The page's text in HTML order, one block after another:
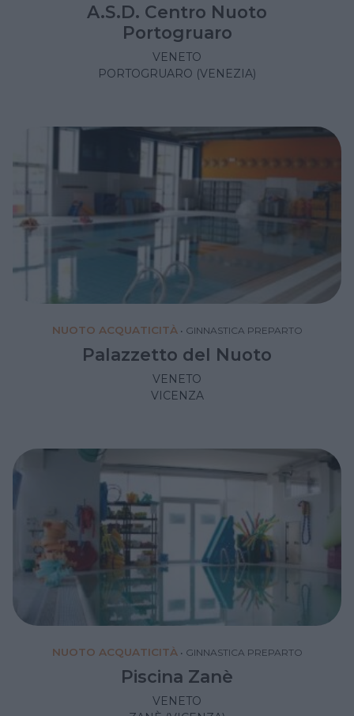
A.S.D. Centro Nuoto
Portogruaro
VENETO
PORTOGRUARO (VENEZIA)
NUOTO ACQUATICITÀ • GINNASTICA PREPARTO
Palazzetto del Nuoto
VENETO
VICENZA
NUOTO ACQUATICITÀ • GINNASTICA PREPARTO
Piscina Zanè
VENETO